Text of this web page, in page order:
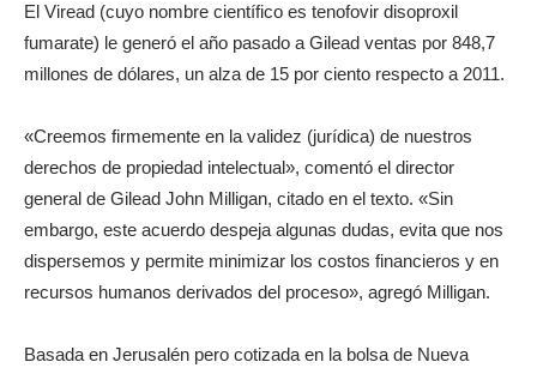
El Viread (cuyo nombre científico es tenofovir disoproxil
fumarate) le generó el año pasado a Gilead ventas por 848,7
millones de dólares, un alza de 15 por ciento respecto a 2011.
«Creemos firmemente en la validez (jurídica) de nuestros
derechos de propiedad intelectual», comentó el director
general de Gilead John Milligan, citado en el texto. «Sin
embargo, este acuerdo despeja algunas dudas, evita que nos
dispersemos y permite minimizar los costos financieros y en
recursos humanos derivados del proceso», agregó Milligan.
Basada en Jerusalén pero cotizada en la bolsa de Nueva